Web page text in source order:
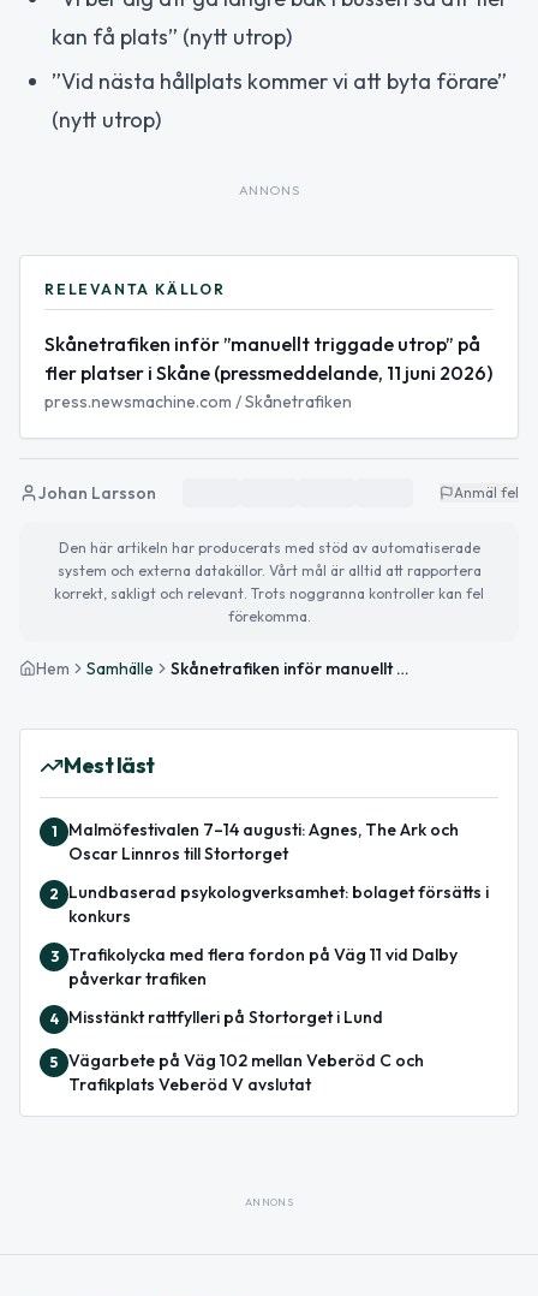
kan få plats” (nytt utrop)
”Vid nästa hållplats kommer vi att byta förare”
(nytt utrop)
ANNONS
RELEVANTA KÄLLOR
Skånetrafiken inför ”manuellt triggade utrop” på
fler platser i Skåne (pressmeddelande, 11 juni 2026)
press.newsmachine.com / Skånetrafiken
Johan Larsson Anmäl fel
Den här artikeln har producerats med stöd av automatiserade
system och externa datakällor. Vårt mål är alltid att rapportera
korrekt, sakligt och relevant. Trots noggranna kontroller kan fel
förekomma.
Hem Samhälle Skånetrafiken inför manuellt triggade utrop – även i Lunds regiontrafik
Mest läst
1
Malmöfestivalen 7–14 augusti: Agnes, The Ark och
Oscar Linnros till Stortorget
2
Lundbaserad psykologverksamhet: bolaget försätts i
konkurs
3
Trafikolycka med flera fordon på Väg 11 vid Dalby
påverkar trafiken
4 Misstänkt rattfylleri på Stortorget i Lund
5 Vägarbete på Väg 102 mellan Veberöd C och
Trafikplats Veberöd V avslutat
ANNONS